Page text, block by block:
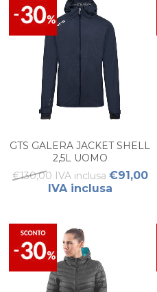
GTS GALERA JACKET SHELL
2,5L UOMO
€130,00 IVA inclusa €91,00
IVA inclusa